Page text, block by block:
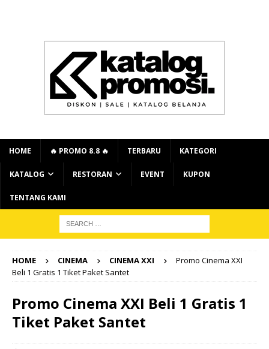
HOME 🔥 PROMO 8.8 🔥 TERBARU KATEGORI
KATALOG RESTORAN EVENT KUPON
TENTANG KAMI
HOME CINEMA CINEMA XXI
Promo Cinema XXI
Beli 1 Gratis 1 Tiket Paket Santet
Promo Cinema XXI Beli 1 Gratis 1
Tiket Paket Santet